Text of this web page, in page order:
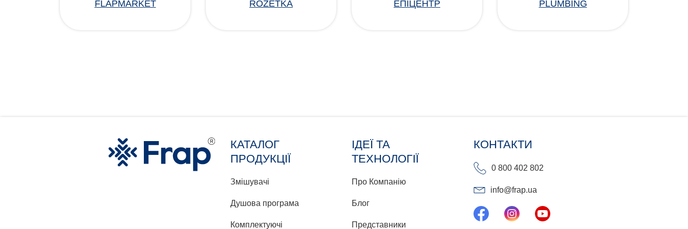
FLAPMARKET ROZETKA ЕПІЦЕНТР PLUMBING
КАТАЛОГ
ПРОДУКЦІЇ
Змішувачі
Душова програма
Комплектуючі
ІДЕЇ ТА
ТЕХНОЛОГІЇ
Про Компанію
Блог
Представники
КОНТАКТИ
0 800 402 802
info@frap.ua